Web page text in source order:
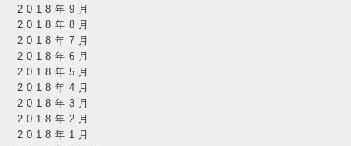
2018年9月
2018年8月
2018年7月
2018年6月
2018年5月
2018年4月
2018年3月
2018年2月
2018年1月